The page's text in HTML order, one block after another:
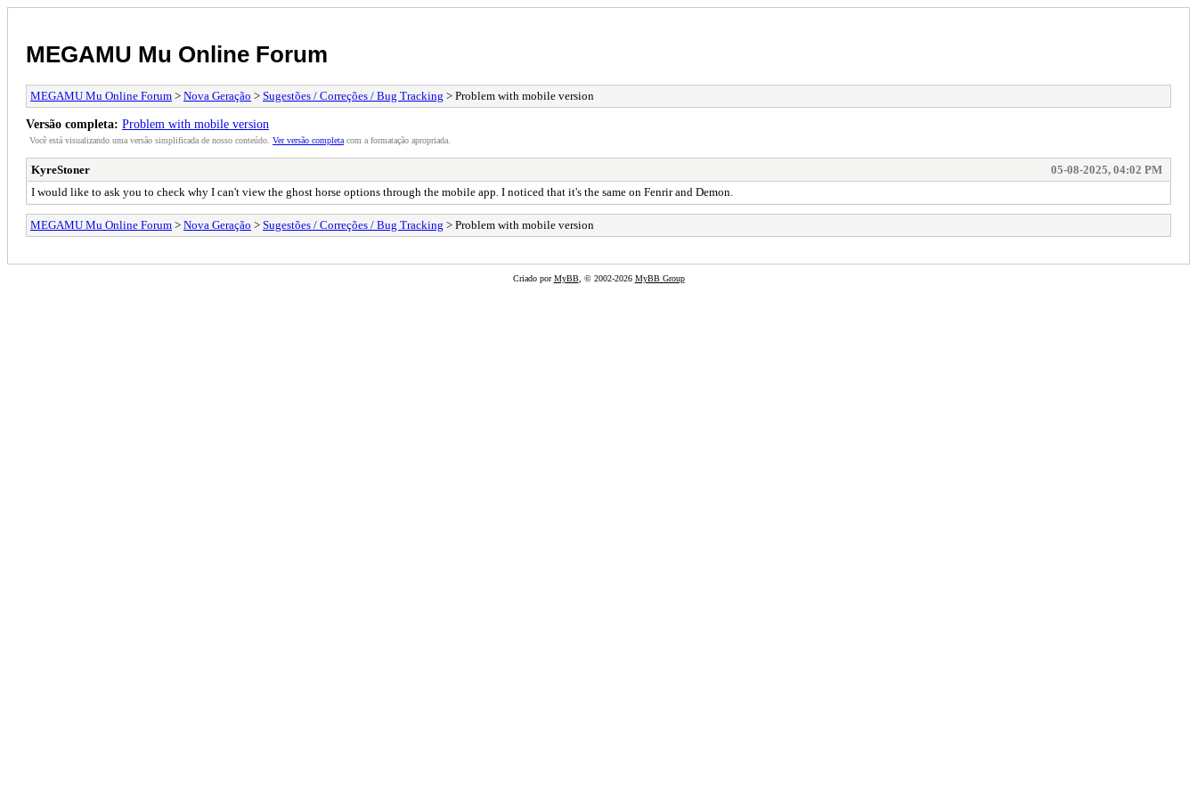
MEGAMU Mu Online Forum
MEGAMU Mu Online Forum > Nova Geração > Sugestões / Correções / Bug Tracking > Problem with mobile version
Versão completa: Problem with mobile version
Você está visualizando uma versão simplificada de nosso conteúdo. Ver versão completa com a formatação apropriada.
KyreStoner
05-08-2025, 04:02 PM
I would like to ask you to check why I can't view the ghost horse options through the mobile app. I noticed that it's the same on Fenrir and Demon.
MEGAMU Mu Online Forum > Nova Geração > Sugestões / Correções / Bug Tracking > Problem with mobile version
Criado porMyBB, © 2002-2026 MyBB Group